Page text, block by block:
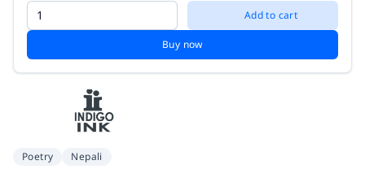
Add to cart
Buy now
Poetry Nepali